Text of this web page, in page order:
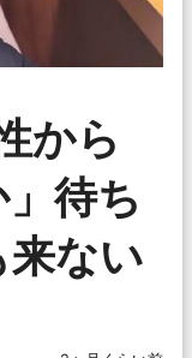
から
」待ち
来ない